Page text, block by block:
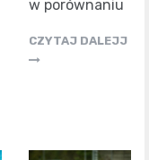
w porównaniu
CZYTAJ DALEJJ